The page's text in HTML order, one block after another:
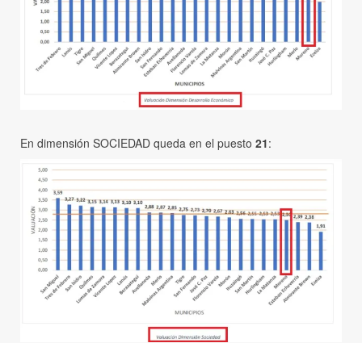
En dimensión SOCIEDAD queda en el puesto 21: